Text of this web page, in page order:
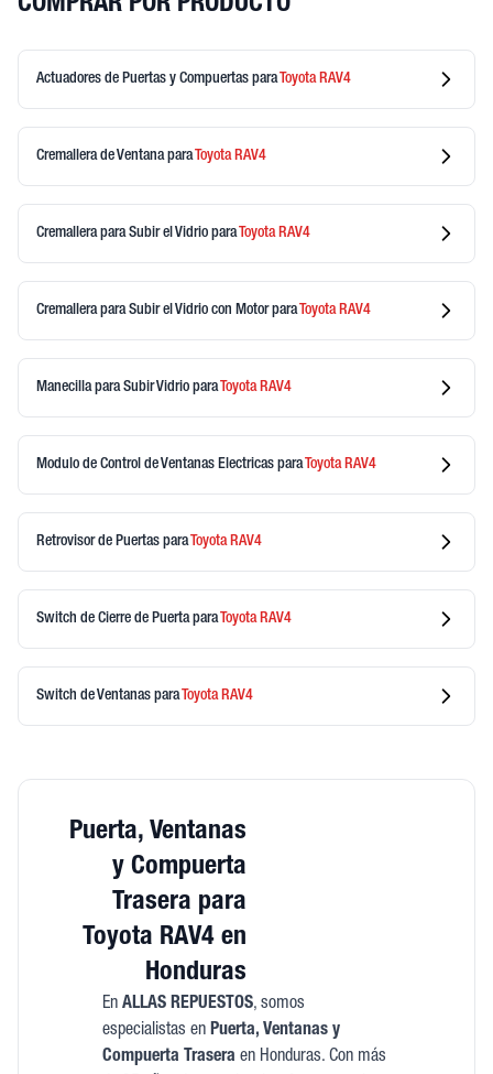
COMPRAR POR PRODUCTO
Actuadores de Puertas y Compuertas paraToyotaRAV4
Cremallera de VentanaparaToyotaRAV4
Cremallera para Subir el Vidrio paraToyotaRAV4
Cremallera para Subir el Vidrio con MotorparaToyotaRAV4
Manecilla para Subir Vidrio paraToyotaRAV4
Modulo de Control de Ventanas Electricas paraToyotaRAV4
Retrovisor de Puertas paraToyotaRAV4
Switch de Cierre de PuertaparaToyotaRAV4
Switch de Ventanas paraToyotaRAV4
Puerta, Ventanas
y Compuerta
Trasera para
Toyota RAV4 en
Honduras
En ALLAS REPUESTOS, somos
especialistas en Puerta, Ventanas y
Compuerta Trasera en Honduras. Con más